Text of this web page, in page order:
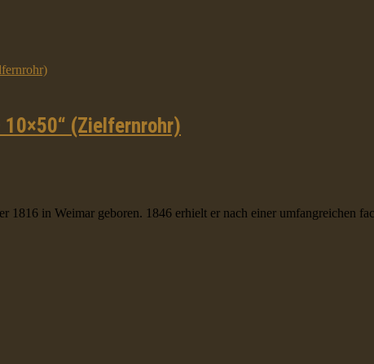
10×50“ (Zielfernrohr)
1816 in Weimar geboren. 1846 erhielt er nach einer umfangreichen